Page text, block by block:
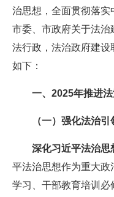
治思想，全面贯彻落实
市委、市政府关于法治
法行政，法治政府建
如下：
一、2025年推进法
（一）强化法治引
深化习近平法治思
平法治思想作为重大政
学习、干部教育培训